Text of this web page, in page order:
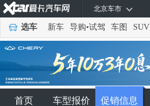
北京车市
选车 新车 导购•试驾 车图 SUV
首页 车型报价 促销信息